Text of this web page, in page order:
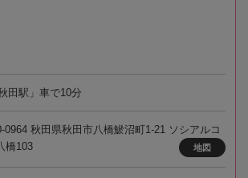
田駅」車で10分
0964 秋田県秋田市八橋鯲沼町1-21 ソシアルコ
橋103
地図